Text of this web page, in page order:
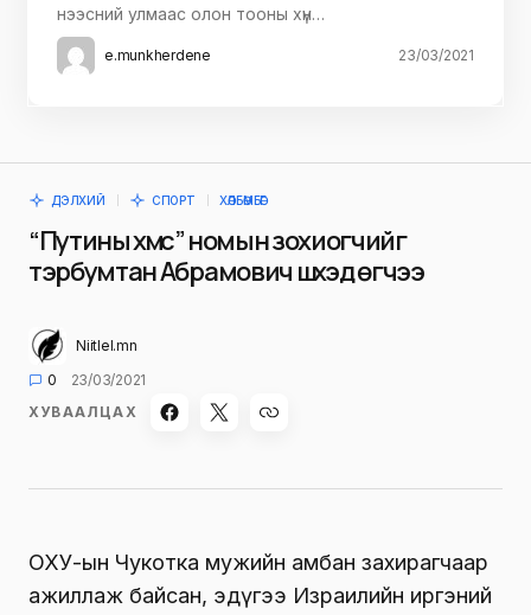
нээсний улмаас олон тооны хүн…
e.munkherdene 23/03/2021
ДЭЛХИЙ СПОРТ ХӨЛБӨМБӨГ
“Путины хүмүүс” номын зохиогчийг
тэрбумтан Абрамович шүүхэд өгчээ
Niitlel.mn
0
23/03/2021
ХУВААЛЦАХ
ОХУ-ын Чукотка мужийн амбан захирагчаар
ажиллаж байсан, эдүгээ Израилийн иргэний